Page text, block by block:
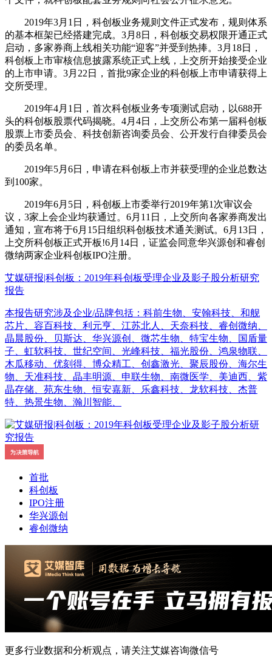
2019年3月1日，科创板业务规则文件正式发布，规则体系
的基本框架已经搭建完成。3月8日，科创板交易权限开通正式
启动，多家券商上线相关功能“迎客”并受到热捧。3月18日，
科创板上市审核信息披露系统正式上线，上交所开始接受企业
的上市申请。3月22日，首批9家企业的科创板上市申请获得上
交所受理。
2019年4月1日，首次科创板业务专项测试启动，以688开
头的科创板股票代码揭晓。4月4日，上交所公布第一届科创板
股票上市委员会、科技创新咨询委员会、公开发行自律委员会
的委员名单。
2019年5月6日，申请在科创板上市并获受理的企业总数达
到100家。
2019年6月5日，科创板上市委举行2019年第1次审议会
议，3家上会企业均获通过。6月11日，上交所向各家券商发出
通知，宣布将于6月15日组织科创板技术通关测试。6月13日，
上交所科创板正式开板!6月14日，证监会同意华兴源创和睿创
微纳两家企业科创板IPO注册。
艾媒研报|科创板：2019年科创板受理企业及影子股分析研究
报告
本报告研究涉及企业/品牌包括：科前生物、安翰科技、和舰
芯片、容百科技、利元亨、江苏北人、天奈科技、睿创微纳、
晶晨股份、贝斯达、华兴源创、微芯生物、特宝生物、国盾量
子、虹软科技、世纪空间、光峰科技、福光股份、鸿泉物联、
木瓜移动、优刻得、博众精工、创鑫激光、聚辰股份、海尔生
物、天准科技、晶丰明源、申联生物、南微医学、美迪西、紫
晶存储、苑东生物、恒安嘉新、乐鑫科技、龙软科技、杰普
特、热景生物、瀚川智能、
首批
科创板
IPO注册
华兴源创
睿创微纳
更多行业数据和分析观点，请关注艾媒咨询微信号